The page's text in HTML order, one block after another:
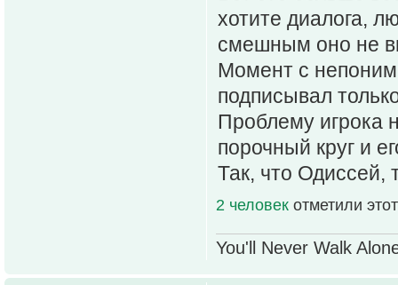
хотите диалога,
смешным оно не
Момент с
подписывал
Проблему игрока
порочный круг и
Так, что Одиссей,
2 человек отметили
You'll Never Walk